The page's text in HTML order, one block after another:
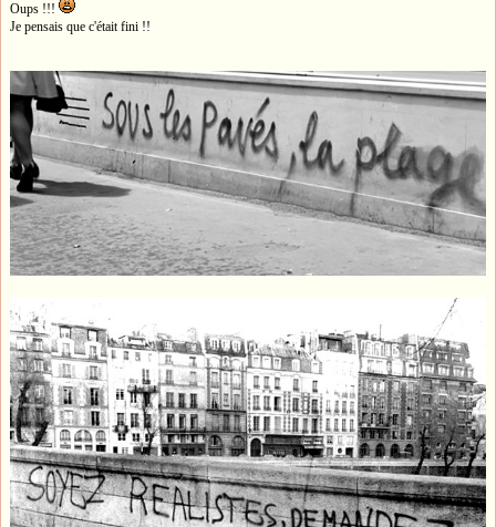
Oups !!!
Je pensais que c'était fini !!